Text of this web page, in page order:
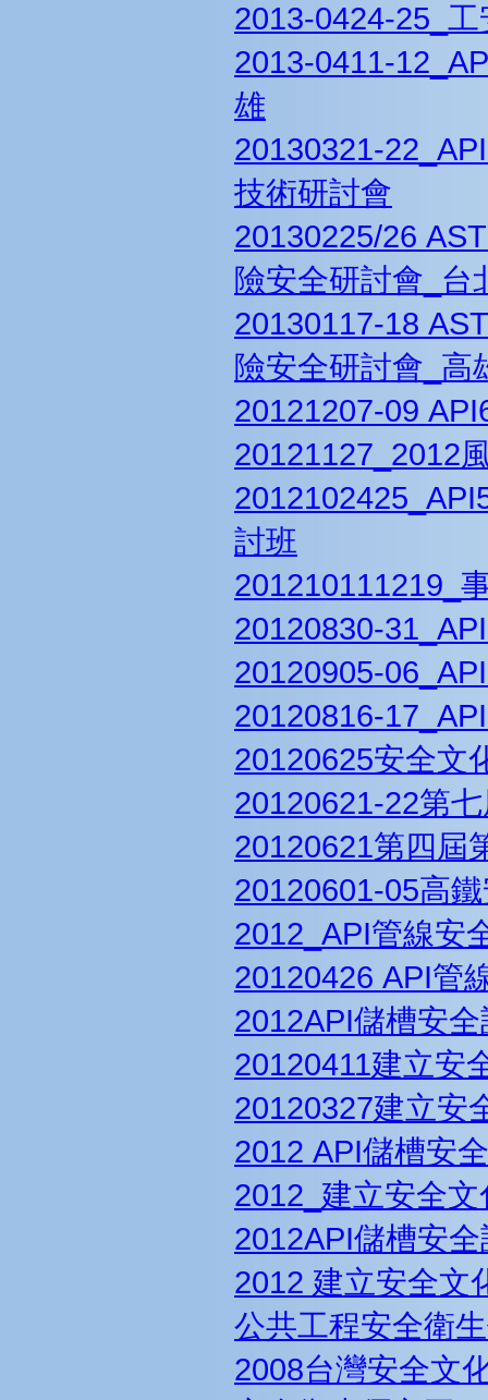
2013-0424-25_
2013-0411-
雄
20130321-
技術研討會
20130225/26
險安全研討會_台
20130117-18
險安全研討會_高
20121207-09
20121127_2012
討班
201210111219_
20120830-
20120905-
20120816-
20120625安全文
20120621-22第
20120621第四屆
20120601-05高
2012_API管線安
20120426 API管
2012API儲槽安
20120411建立安
20120327建立安
2012 API儲槽安
2012_建立安全
2012API儲槽安
2012 建立安全文
公共工程安全衛
2008台灣安全文